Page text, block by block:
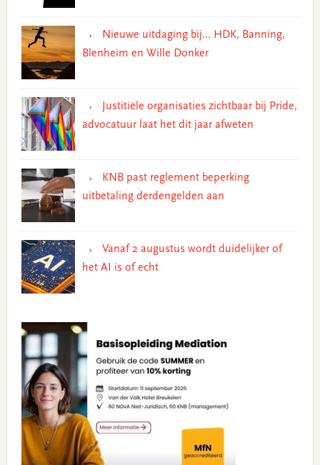
Nieuwe uitdaging bij… HDK, Banning,
Blenheim en Wille Donker
Justitiële organisaties zichtbaar bij Pride,
advocatuur laat het dit jaar afweten
KNB past reglement beperking
uitbetaling derdengelden aan
Vanaf 2 augustus wordt duidelijker of
het AI is of echt